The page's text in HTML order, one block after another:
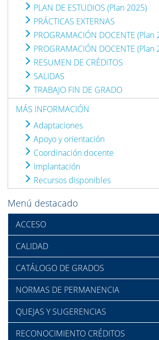
PLAN DE ESTUDIOS (Plan 2025)
PRÁCTICAS EXTERNAS
PROGRAMACIÓN DOCENTE (Plan
PROGRAMACIÓN DOCENTE (Plan
RESUMEN DE CRÉDITOS
SALIDAS
TRABAJO FIN DE GRADO
MÁS INFORMACIÓN
Adaptaciones
Apoyo y orientación
Coordinación docente
Implantación
Recursos disponibles
Menú destacado
ACCESO
CALIDAD
CATÁLOGO DE GRADOS
NORMAS DE PERMANENCIA
QUEJAS Y SUGERENCIAS
RECONOCIMIENTO CRÉDITOS